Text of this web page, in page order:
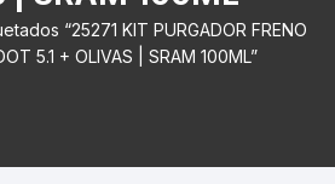
“25271 KIT PURGADOR FRENO
5.1 + OLIVAS | SRAM 100ML”